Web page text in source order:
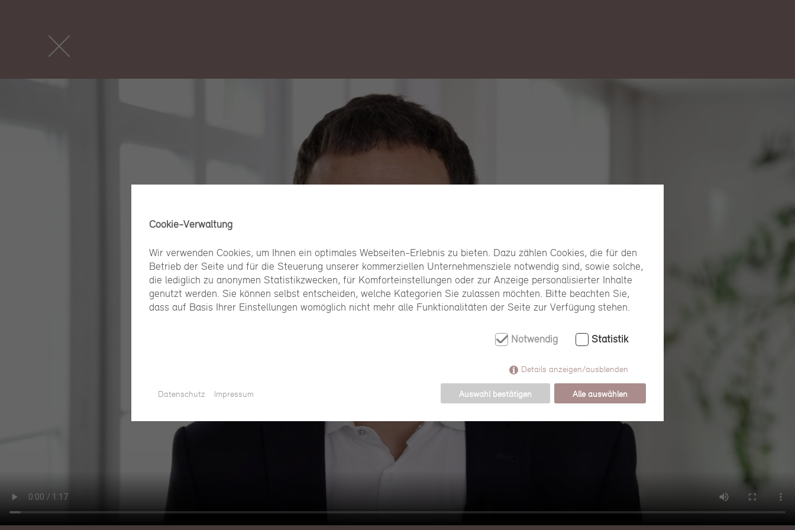
Cookie-Verwaltung
Wir verwenden Cookies, um Ihnen ein optimales Webseiten-Erlebnis zu bieten. Dazu zählen Cookies, die für den
Betrieb der Seite und für die Steuerung unserer kommerziellen Unternehmensziele notwendig sind, sowie solche,
die lediglich zu anonymen Statistikzwecken, für Komforteinstellungen oder zur Anzeige personalisierter Inhalte
genutzt werden. Sie können selbst entscheiden, welche Kategorien Sie zulassen möchten. Bitte beachten Sie,
dass auf Basis Ihrer Einstellungen womöglich nicht mehr alle Funktionalitäten der Seite zur Verfügung stehen.
Notwendig Statistik
Details anzeigen/ausblenden
Auswahl bestätigen Alle auswählen
Datenschutz Impressum